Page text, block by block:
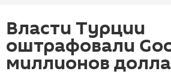
Власти Турции
оштрафовали
миллионов